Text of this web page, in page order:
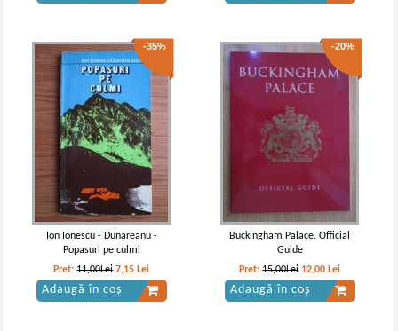
-35%
Ion Ionescu - Dunareanu -
Popasuri pe culmi
Pret:11,00Lei 7,15 Lei
Adaugă în coș
-20%
Buckingham Palace. Official
Guide
Pret:15,00Lei 12,00 Lei
Adaugă în coș